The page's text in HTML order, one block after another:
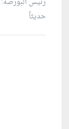
حديثاً